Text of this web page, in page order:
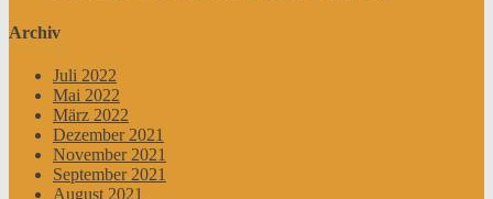
Archiv
Juli 2022
Mai 2022
März 2022
Dezember 2021
November 2021
September 2021
August 2021